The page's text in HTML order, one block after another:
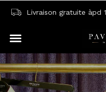
Livraison gratuite àpd